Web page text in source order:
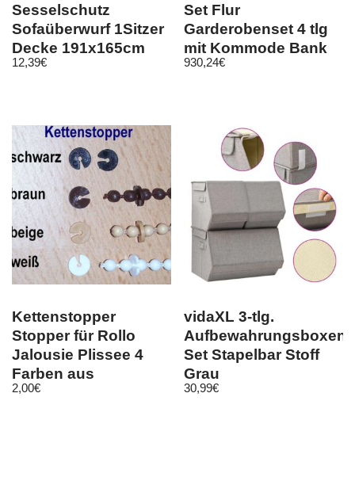
Sesselschutz
Sofaüberwurf 1Sitzer
Decke 191x165cm
Braun Schriftzug
12,39€
Set Flur
Garderobenset 4 tlg
mit Kommode Bank
Landhaus grün
930,24€
Kettenstopper
Stopper für Rollo
Jalousie Plissee 4
Farben aus
Kunststoff 2 Stk.
2,00€
vidaXL 3-tlg.
Aufbewahrungsboxen-
Set Stapelbar Stoff
Grau
30,99€